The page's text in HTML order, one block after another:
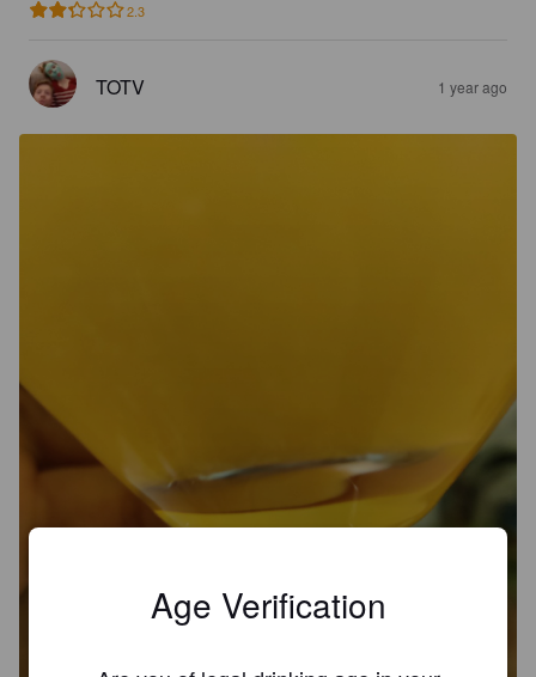
2.3
TOTV 1 year ago
Age Verification